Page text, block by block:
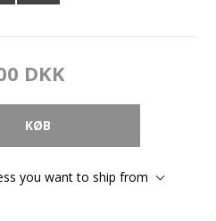
DKK
you want to ship from